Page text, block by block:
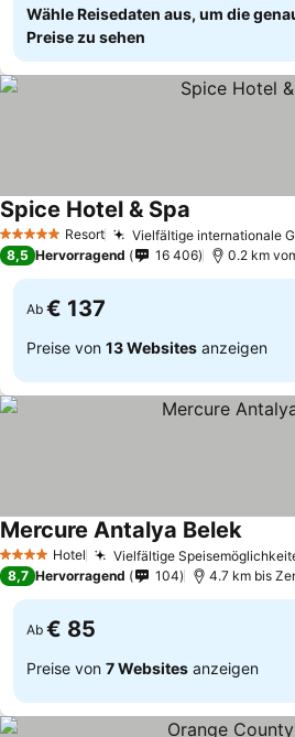
Wähle Reisedaten aus, um die
Preise zu sehen
5 Sterne Resort Vielfältige internationale
Spice Hotel & Spa
8,5 Hervorragend 16 406 0.2 km
Ab € 137
Preise von 13 Websites anzeigen
4 Sterne Hotel Vielfältige
Mercure Antalya Belek
8,7 Hervorragend 104 4.7 km bis
Ab € 85
Preise von 7 Websites anzeigen